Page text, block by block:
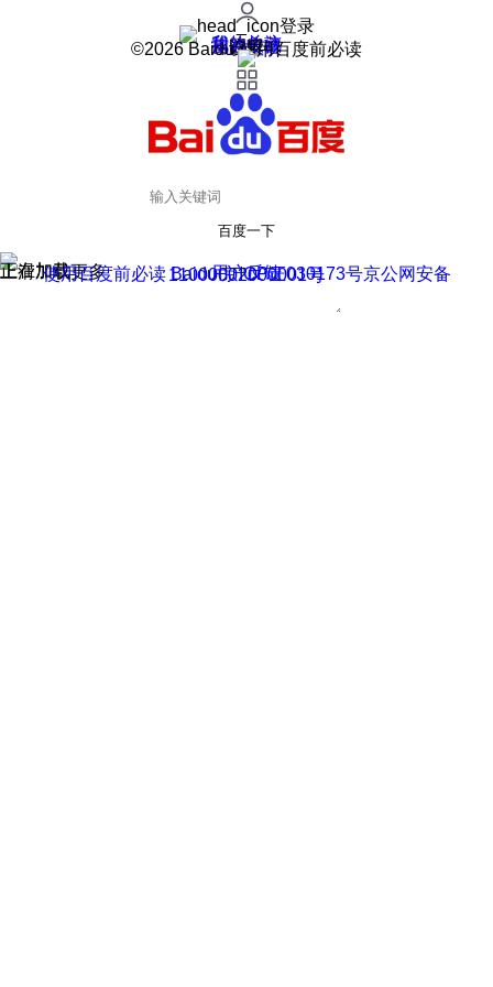
登录
我的关注
我的收藏
皮肤中心
用户反馈
设置
©2026 Baidu 使用百度前必读
百度一下
正在加载
上滑加载更多 用户反馈
使用百度前必读 Baidu 京ICP证030173号
京公网安备11000002000001号